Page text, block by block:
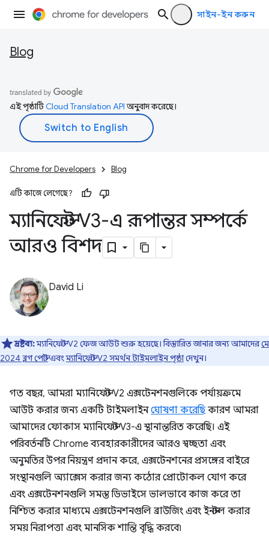
সাইন-ইন করুন
Blog
এই পৃষ্ঠাটিCloud Translation APIঅনুবাদ করেছে।
Chrome for Developers Blog
এটি কাজে লেগেছে?
ম্যানিফেস্ট V3-এ রূপান্তর সম্পর্কে
আরও বিশদ
David Li
দ্রষ্টব্য:ম্যানিফেস্ট V2 ফেজ আউট শুরু হয়েছে। বিস্তারিত জানার জন্য আমাদেরমে
2024 ব্লগ পোস্টএবংম্যানিফেস্ট V2 সমর্থন টাইমলাইন পৃষ্ঠাদেখুন।
গত বছর, আমরা ম্যানিফেস্ট V2 এক্সটেনশনগুলিকে পর্যায়ক্রমে
আউট করার জন্য একটি টাইমলাইনঘোষণা করেছিকারণ আমরা
আমাদের ফোকাস ম্যানিফেস্ট V3-এ স্থানান্তরিত করেছি। এই
পরিবর্তনটি Chrome ব্যবহারকারীদের আরও স্বচ্ছতা এবং
অনুমতির উপর নিয়ন্ত্রণ প্রদান করে, এক্সটেনশনের প্রসঙ্গের বাইরে
সংস্থানগুলি অ্যাক্সেস করার জন্য কঠোর প্রোটোকল যোগ করে
এবং এক্সটেনশনগুলি সমস্ত ডিভাইসে ভালভাবে কাজ করে তা
নিশ্চিত করার মাধ্যমে এক্সটেনশনগুলি ব্রাউজিং এবং ইনস্টল করার
সময় নিরাপত্তা এবং মানসিক শান্তি বৃদ্ধি করবে৷